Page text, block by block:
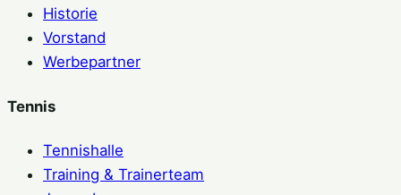
Historie
Vorstand
Werbepartner
Tennis
Tennishalle
Training & Trainerteam